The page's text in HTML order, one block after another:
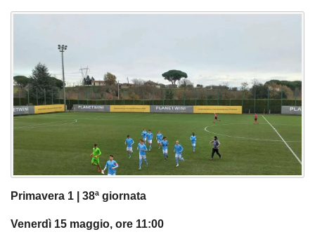
Primavera 1 | 38ª giornata
Venerdì 15 maggio, ore 11:00